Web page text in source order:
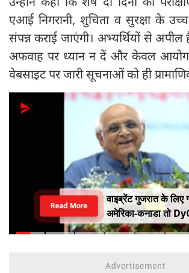
एआई निगरानी, शुचिता व सुरक्षा के
संपन्न कराई जाएंगी। अभ्यर्थियों से
अफवाह पर ध्यान न दें और केवल
वेबसाइट पर जारी सूचनाओं को ही
वाइब्रेंट गुजरात के लिए
अमेरिका-कनाडा तो
संभालेंगे जापान-यूरोप का
Read More